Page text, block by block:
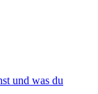
und was du